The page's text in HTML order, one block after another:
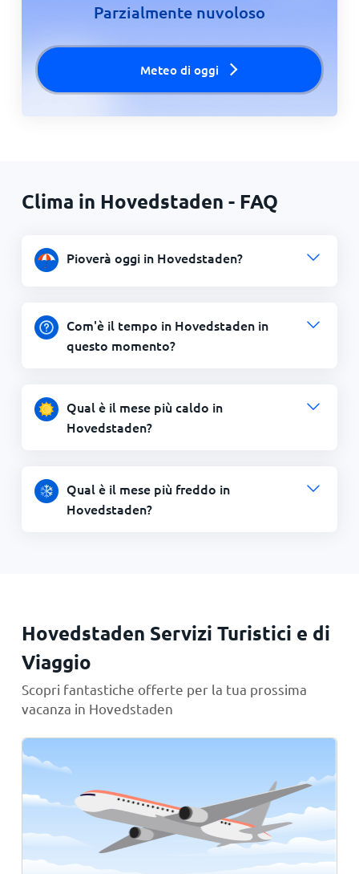
Parzialmente nuvoloso
Meteo di oggi
Clima in Hovedstaden - FAQ
Pioverà oggi in Hovedstaden?
Com'è il tempo in Hovedstaden in
questo momento?
Qual è il mese più caldo in
Hovedstaden?
Qual è il mese più freddo in
Hovedstaden?
Hovedstaden Servizi Turistici e di
Viaggio
Scopri fantastiche offerte per la tua prossima
vacanza in Hovedstaden